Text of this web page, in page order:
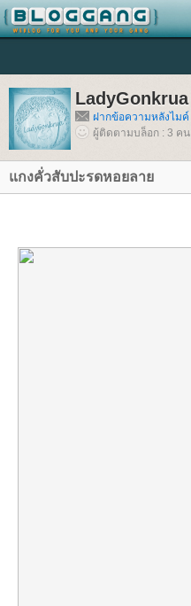
LadyGonkrua
ฝากข้อความหลังไมค์
ผู้ติดตามบล็อก : 3 คน
กงคั่วสับปะรดหอยลา